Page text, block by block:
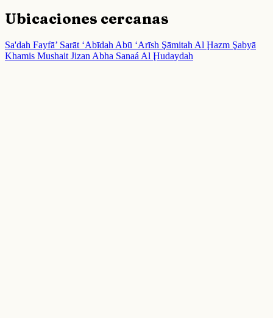
Ubicaciones cercanas
Sa'dah Fayfā’ Sarāt ‘Abīdah Abū ‘Arīsh Şāmitah Al Ḩazm Şabyā
Khamis Mushait Jizan Abha Sanaá Al Ḩudaydah